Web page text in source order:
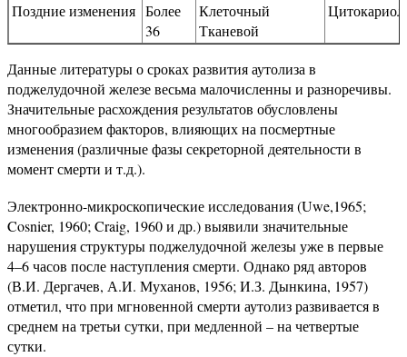
Поздние изменения Более
36
Клеточный
Тканевой
Данные литературы о сроках развития аутолиза в
поджелудочной железе весьма малочисленны и разноречивы.
Значительные расхождения результатов обусловлены
многообразием факторов, влияющих на посмертные
изменения (различные фазы секреторной деятельности в
момент смерти и т.д.).
Электронно-микроскопические исследования (Uwe,1965;
Cosnier, 1960; Craig, 1960 и др.) выявили значительные
нарушения структуры поджелудочной железы уже в первые
4–6 часов после наступления смерти. Однако ряд авторов
(В.И. Дергачев, А.И. Муханов, 1956; И.З. Дынкина, 1957)
отметил, что при мгновенной смерти аутолиз развивается в
среднем на третьи сутки, при медленной – на четвертые
сутки.